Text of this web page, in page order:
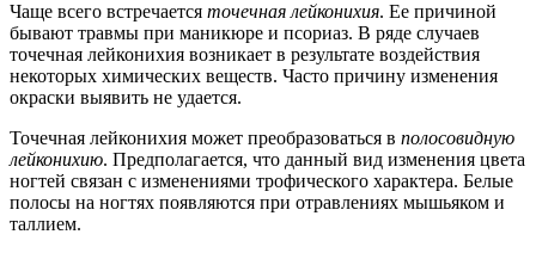
Чаще всего встречается точечная лейконихия. Ее причиной
бывают травмы при маникюре и псориаз. В ряде случаев
точечная лейконихия возникает в результате воздействия
некоторых химических веществ. Часто причину изменения
окраски выявить не удается.
Точечная лейконихия может преобразоваться в полосовидную
лейконихию. Предполагается, что данный вид изменения цвета
ногтей связан с изменениями трофического характера. Белые
полосы на ногтях появляются при отравлениях мышьяком и
таллием.